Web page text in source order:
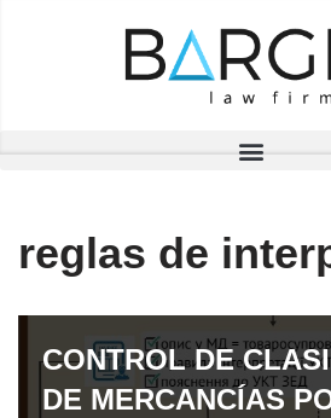
reglas de
CONTROL DE
DE MERCANCÍAS